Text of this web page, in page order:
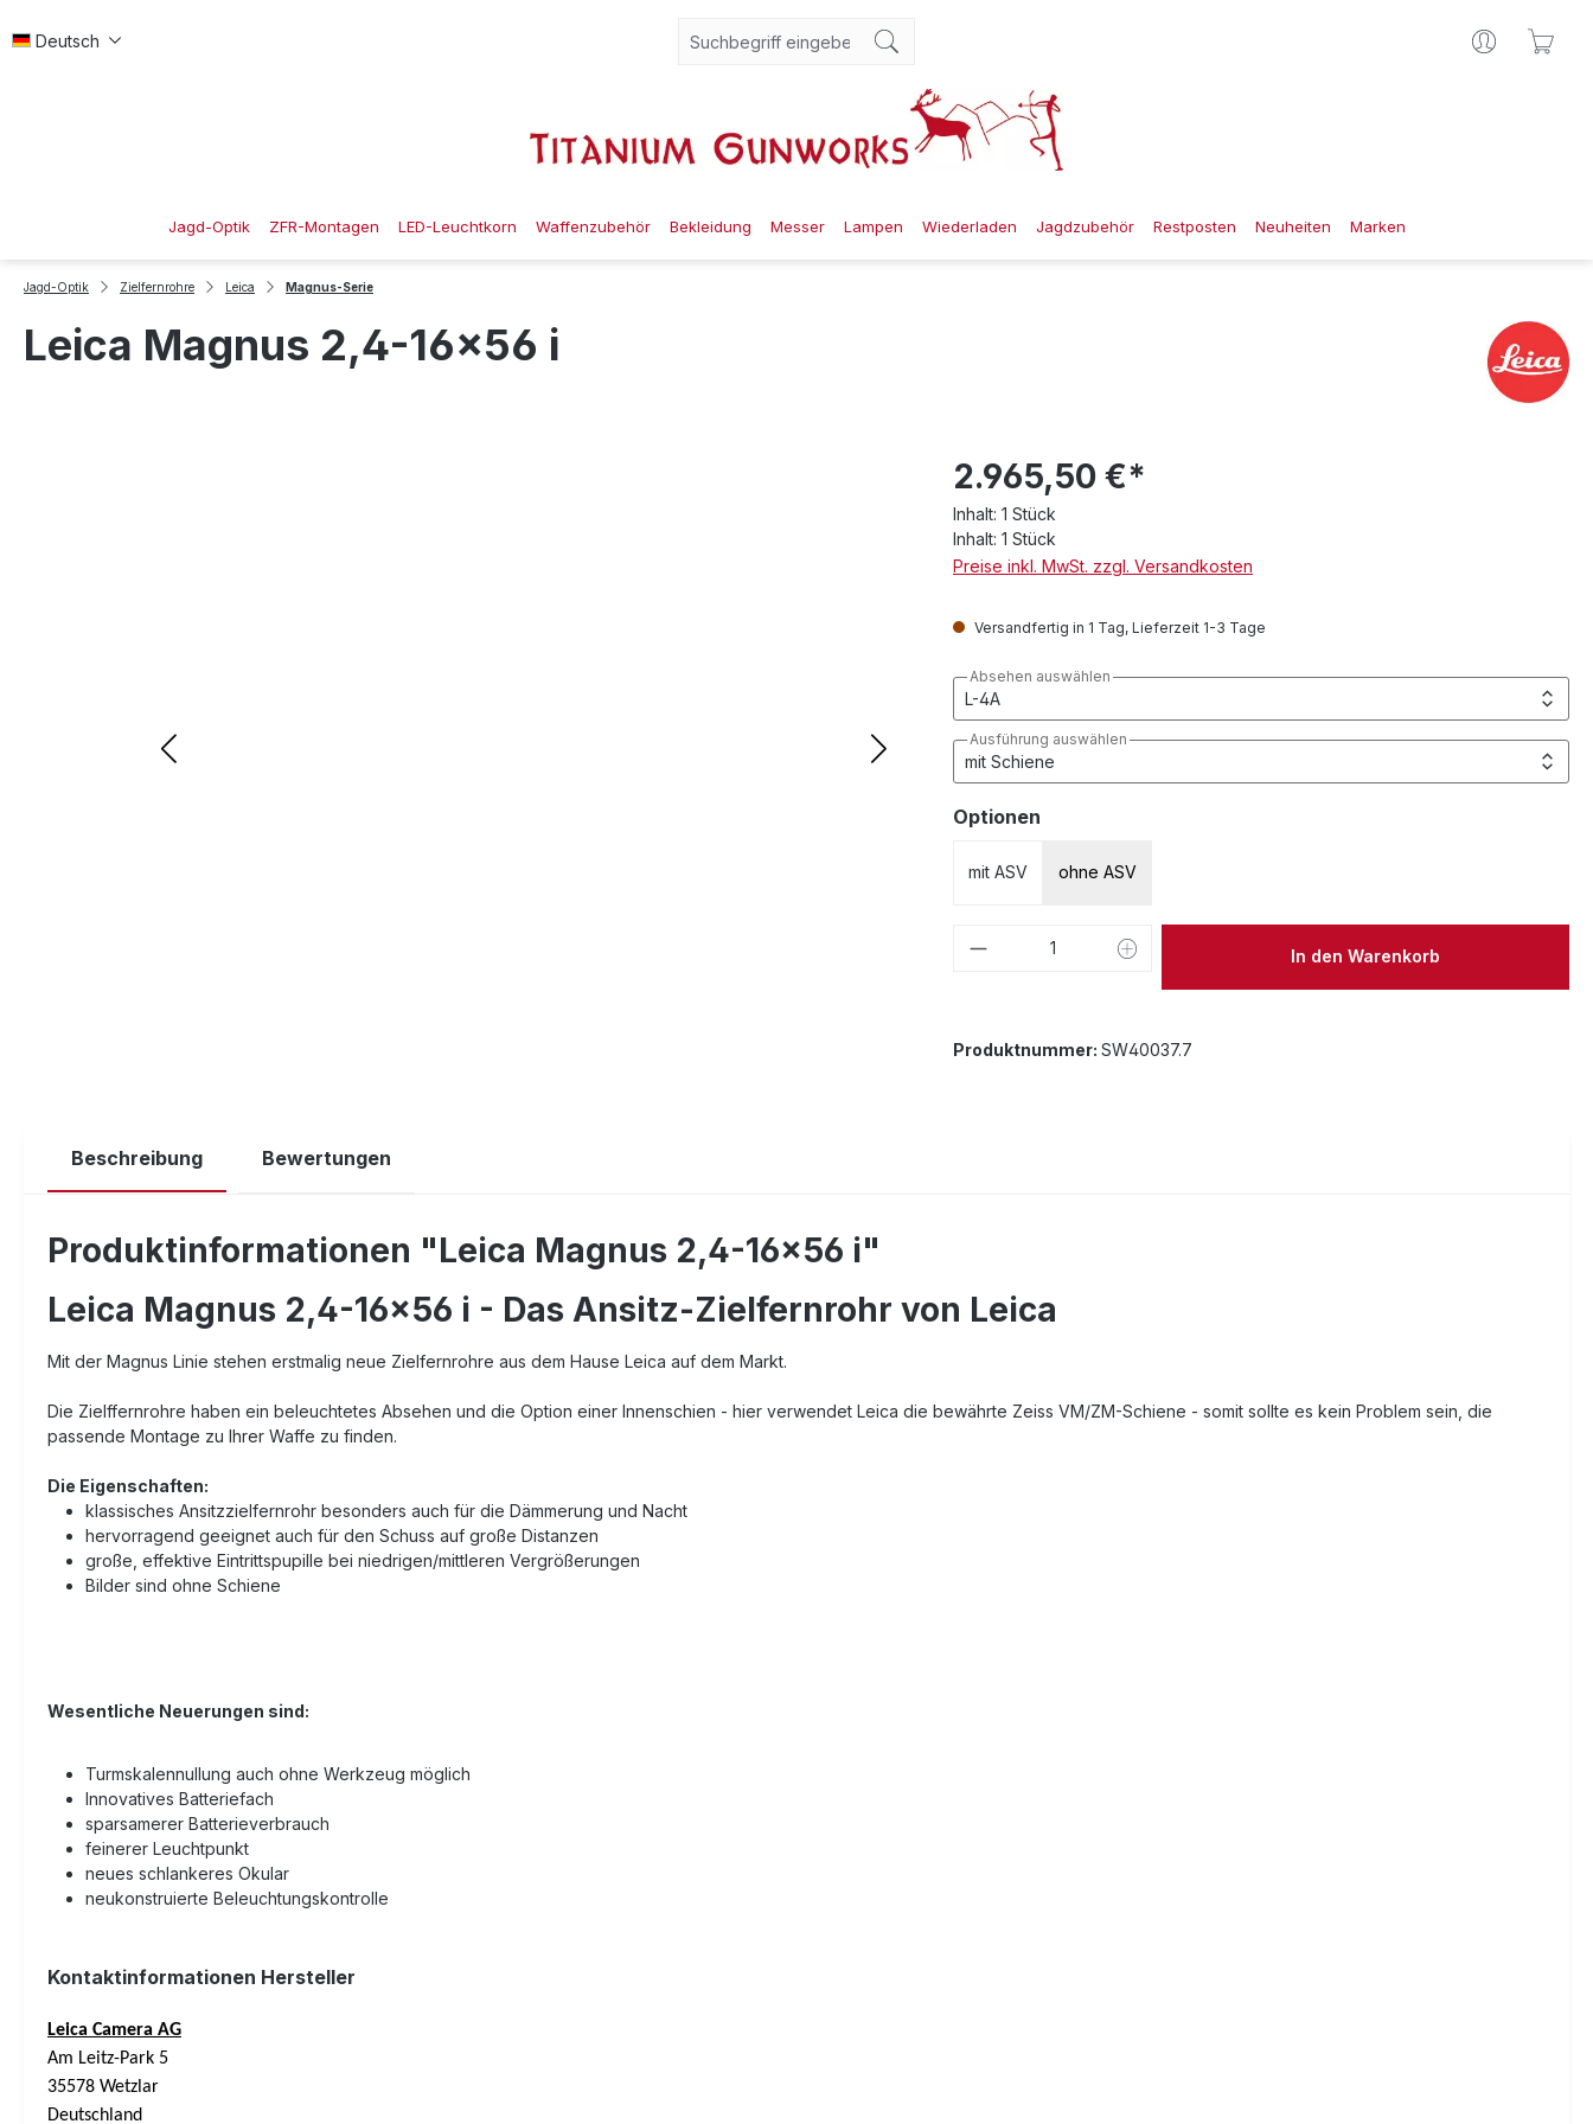
Deutsch
Jagd-Optik ZFR-Montagen LED-Leuchtkorn Waffenzubehör Bekleidung Messer Lampen Wiederladen Jagdzubehör Restposten Neuheiten Marken
Jagd-Optik Zielfernrohre Leica Magnus-Serie
Leica Magnus 2,4-16x56 i
2.965,50 €*
Inhalt: 1 Stück
Inhalt: 1 Stück
Preise inkl. MwSt. zzgl. Versandkosten
Versandfertig in 1 Tag, Lieferzeit 1-3 Tage
Absehen auswählen
Ausführung auswählen
Optionen
mit ASV ohne ASV
Produkt Anzahl: Gib den gewünschten Wert
In den Warenkorb
Produktnummer: SW40037.7
Beschreibung Bewertungen
Produktinformationen "Leica Magnus 2,4-16x56 i"
Leica Magnus 2,4-16x56 i - Das Ansitz-Zielfernrohr von Leica
Mit der Magnus Linie stehen erstmalig neue Zielfernrohre aus dem Hause Leica auf dem Markt.
Die Zielffernrohre haben ein beleuchtetes Absehen und die Option einer Innenschien - hier verwendet Leica die bewährte Zeiss VM/ZM-Schiene - somit sollte es kein Problem sein, die
passende Montage zu Ihrer Waffe zu finden.
Die Eigenschaften:
klassisches Ansitzzielfernrohr besonders auch für die Dämmerung und Nacht
hervorragend geeignet auch für den Schuss auf große Distanzen
große, effektive Eintrittspupille bei niedrigen/mittleren Vergrößerungen
Bilder sind ohne Schiene
Wesentliche Neuerungen sind:
Turmskalennullung auch ohne Werkzeug möglich
Innovatives Batteriefach
sparsamerer Batterieverbrauch
feinerer Leuchtpunkt
neues schlankeres Okular
neukonstruierte Beleuchtungskontrolle
Kontaktinformationen Hersteller
Leica Camera AG
Am Leitz-Park 5
35578 Wetzlar
Deutschland